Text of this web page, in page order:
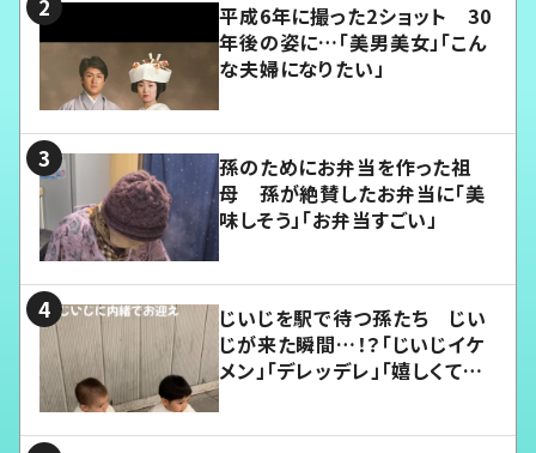
平成6年に撮った2ショット 30
年後の姿に…「美男美女」「こん
な夫婦になりたい」
孫のためにお弁当を作った祖
母 孫が絶賛したお弁当に「美
味しそう」「お弁当すごい」
じいじを駅で待つ孫たち じい
じが来た瞬間…！？「じいじイケ
メン」「デレッデレ」「嬉しくて可